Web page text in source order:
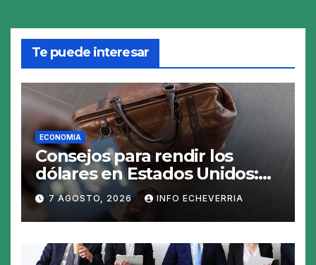
Te puede interesar
ECONOMIA
Consejos para rendir los
dólares en Estados Unidos:
claves para no gastar de más
en el viaje
7 AGOSTO, 2026 INFO ECHEVERRIA